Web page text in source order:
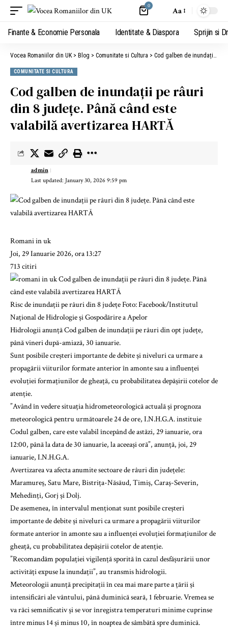
0 Aa
Finante & Economie Personala Identitate & Diaspora Sprijin si
Vocea Romaniilor din UK> Blog > Comunitate si Cultura > Cod galben de inundații pe râuri din 8 județe. Până când este valabilă avertizarea HARTĂ
COMUNITATE SI CULTURA
Cod galben de inundații pe râuri
din 8 județe. Până când este
valabilă avertizarea HARTĂ
Last updated: January 30, 2026 9:59 pm
admin
Romani in uk
Joi, 29 Ianuarie 2026, ora 13:27
713 citiri
Risc de inundații pe râuri din 8 județe Foto: Facebook/Institutul
Național de Hidrologie și Gospodărire a Apelor
Hidrologii anunță Cod galben de inundații pe râuri din opt județe,
până vineri după-amiază, 30 ianuarie.
Sunt posibile creșteri importante de debite și niveluri ca urmare a
propagării viiturilor formate anterior în amonte sau a influenței
evoluției formațiunilor de gheață, cu probabilitatea depășirii cotelor de
atenție.
”Având în vedere situația hidrometeorologică actuală și prognoza
meteorologică pentru următoarele 24 de ore, I.N.H.G.A. instituie
Codul galben, care este valabil începând de astăzi, 29 ianuarie, ora
12:00, până la data de 30 ianuarie, la aceeași oră”, anunță, joi, 29
ianuarie, I.N.H.G.A.
Avertizarea va afecta anumite sectoare de râuri din județele:
Maramureș, Satu Mare, Bistrița-Năsăud, Timiș, Caraș-Severin,
Mehedinți, Gorj și Dolj.
De asemenea, în intervalul menționat sunt posibile creșteri
importante de debite și niveluri ca urmare a propagării viiturilor
formate anterior în amonte sau a influenței evoluției formațiunilor de
gheață, cu probabilitatea depășirii cotelor de atenție.
”Recomandăm populației vigilență sporită în cazul desfășurării unor
activități expuse la inundații”, au transmis hidrologii.
Meteorologii anunță precipitații în cea mai mare parte a țării și
intensificări ale vântului, până duminică seară, 1 februarie. Vremea se
va răci semnificativ și se vor înregistra temperaturi minime cuprinse
între minus 14 și minus 10, în noaptea de sâmbătă spre duminică.